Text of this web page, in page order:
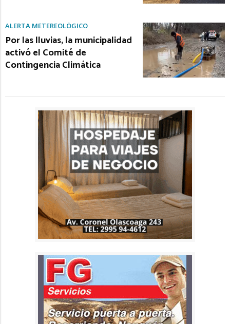
ALERTA METEREOLÓGICO
Por las lluvias, la municipalidad
activó el Comité de
Contingencia Climática